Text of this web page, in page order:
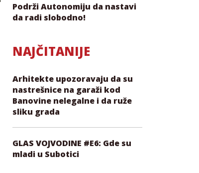
Podrži Autonomiju da nastavi
da radi slobodno!
NAJČITANIJE
Arhitekte upozoravaju da su
nastrešnice na garaži kod
Banovine nelegalne i da ruže
sliku grada
GLAS VOJVODINE #E6: Gde su
mladi u Subotici